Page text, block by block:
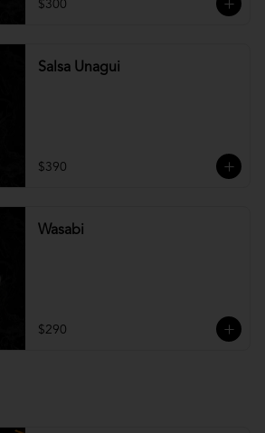
$300
Salsa Unagui
$390
Wasabi
$290